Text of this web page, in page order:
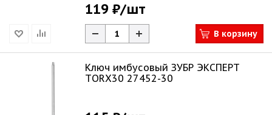
119 ₽/шт
В корзину
Ключ имбусовый ЗУБР ЭКСПЕРТ
ТORХ30 27452-30